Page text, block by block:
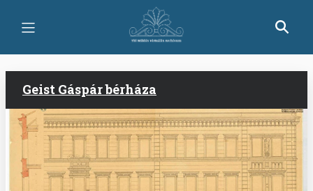
tartalomra
Geist Gáspár bérháza